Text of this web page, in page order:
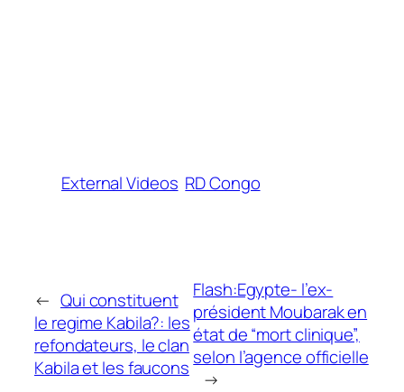
External Videos RD Congo
← Qui constituent
le regime Kabila?: les
refondateurs, le clan
Kabila et les faucons
Flash:Egypte- l’ex-
président Moubarak en
état de “mort clinique”,
selon l’agence officielle
→